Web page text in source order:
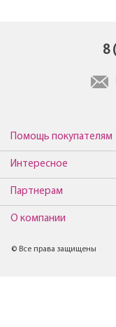
8
Помощь покупателям
Интересное
Партнерам
О компании
© Все права защищены